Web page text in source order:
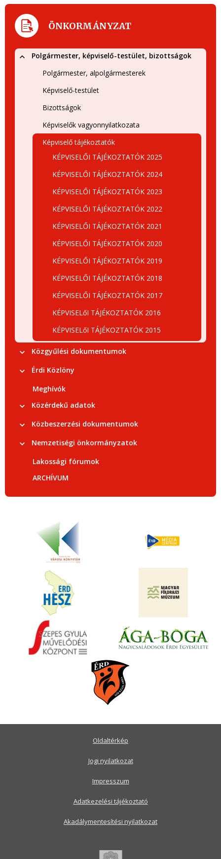
ÖNKORMÁNYZAT
Polgármester, képviselő-testület, bizottságok
Polgármester, alpolgármesterek
Képviselő-testület
Bizottságok
Képviselők vagyonnyilatkozata
Képviselő tájékoztatók
KÉPVISELŐI TÁJÉKOZTATÓK 2025
KÉPVISELŐI TÁJÉKOZTATÓK 2024
KÉPVISELŐI TÁJÉKOZTATÓK 2023
KÉPVISELŐI TÁJÉKOZTATÓK 2022
KÉPVISELŐI TÁJÉKOZTATÓK 2021
KÉPVISELŐI TÁJÉKOZTATÓK 2020
KÉPVISELŐI TÁJÉKOZTATÓK 2019
KÉPVISELŐI TÁJÉKOZTATÓK 2018
KÉPVISELŐI TÁJÉKOZTATÓK 2017
KÉPVISELőI TÁJÉKOZTATÓK 2016
KÉPVISELőI TÁJÉKOZTATÓK 2015
Közgyűlési dokumentumok
Érdi Közlöny
Meghívók
Közérdekű adatok
Közbeszerzési dokumentumok
Nemzetiségi önkormányzatok
Lakossági fórumok
ARCHÍVUM
Oldaltérkép
Jogi nyilatkozat
Impresszum
Adatkezelési tájékoztató
Akadálymentesítési nyilatkozat